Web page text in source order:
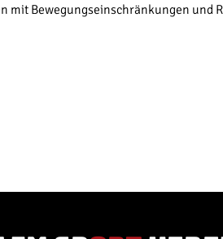
mit Bewegungseinschränkungen und